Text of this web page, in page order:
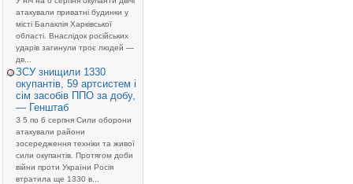
атакували приватні будинки у
місті Балаклія Харківської
області. Внаслідок російських
ударів загинули троє людей —
дв...
ЗСУ знищили 1330
окупантів, 59 артсистем і
сім засобів ППО за добу,
— Генштаб
З 5 по 6 серпня Сили оборони
атакували райони
зосередження техніки та живої
сили окупантів. Протягом доби
війни проти України Росія
втратила ще 1330 в...